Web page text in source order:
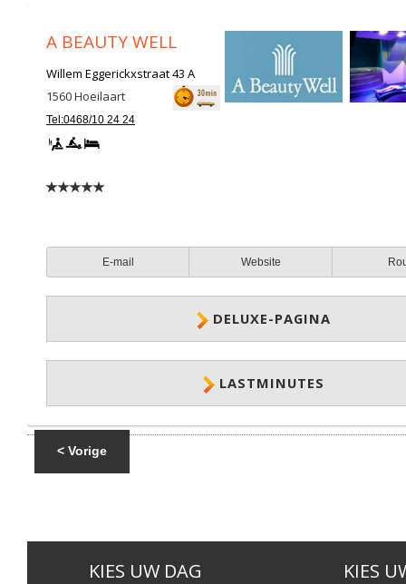
A BEAUTY WELL
Willem Eggerickxstraat 43 A
1560Hoeilaart
Tel:0468/10 24 24
E-mail Website
DELUXE-PAGINA
LASTMINUTES
< Vorige
KIES UW DAG KIES